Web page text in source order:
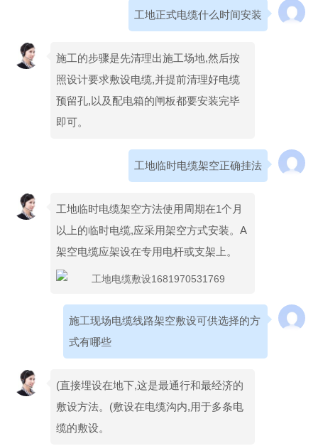
工地正式电缆什么时间安装
施工的步骤是先清理出施工场地,然后按
照设计要求敷设电缆,并提前清理好电缆
预留孔,以及配电箱的闸板都要安装完毕
即可。
工地临时电缆架空正确挂法
工地临时电缆架空方法使用周期在1个月
以上的临时电缆,应采用架空方式安装。A
架空电缆应架设在专用电杆或支架上。
施工现场电缆线路架空敷设可供选择的方
式有哪些
(直接埋设在地下,这是最通行和最经济的
敷设方法。(敷设在电缆沟内,用于多条电
缆的敷设。